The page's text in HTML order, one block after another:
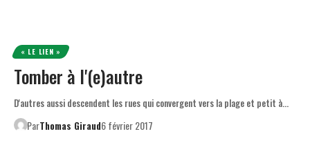
« LE LIEN »
Tomber à l'(e)autre
D'autres aussi descendent les rues qui convergent vers la plage et petit à…
ParThomas Giraud6 février 2017